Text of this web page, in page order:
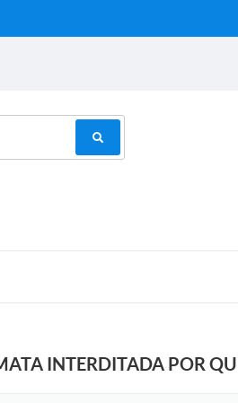
INTERDITADA POR